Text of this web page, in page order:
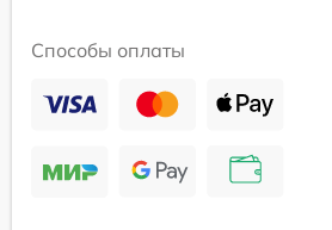
Способы оплаты